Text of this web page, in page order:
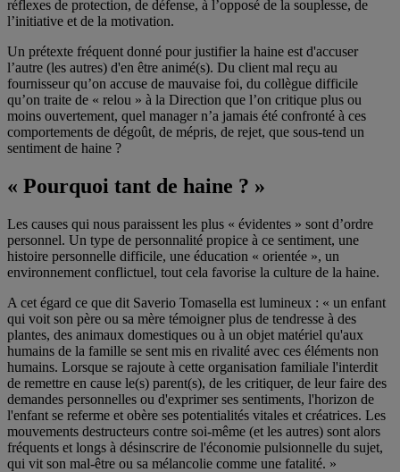
réflexes de protection, de défense, à l’opposé de la souplesse, de
l’initiative et de la motivation.
Un prétexte fréquent donné pour justifier la haine est d'accuser
l’autre (les autres) d'en être animé(s). Du client mal reçu au
fournisseur qu’on accuse de mauvaise foi, du collègue difficile
qu’on traite de « relou » à la Direction que l’on critique plus ou
moins ouvertement, quel manager n’a jamais été confronté à ces
comportements de dégoût, de mépris, de rejet, que sous-tend un
sentiment de haine ?
« Pourquoi tant de haine ? »
Les causes qui nous paraissent les plus « évidentes » sont d’ordre
personnel. Un type de personnalité propice à ce sentiment, une
histoire personnelle difficile, une éducation « orientée », un
environnement conflictuel, tout cela favorise la culture de la haine.
A cet égard ce que dit Saverio Tomasella est lumineux : « un enfant
qui voit son père ou sa mère témoigner plus de tendresse à des
plantes, des animaux domestiques ou à un objet matériel qu'aux
humains de la famille se sent mis en rivalité avec ces éléments non
humains. Lorsque se rajoute à cette organisation familiale l'interdit
de remettre en cause le(s) parent(s), de les critiquer, de leur faire des
demandes personnelles ou d'exprimer ses sentiments, l'horizon de
l'enfant se referme et obère ses potentialités vitales et créatrices. Les
mouvements destructeurs contre soi-même (et les autres) sont alors
fréquents et longs à désinscrire de l'économie pulsionnelle du sujet,
qui vit son mal-être ou sa mélancolie comme une fatalité. »